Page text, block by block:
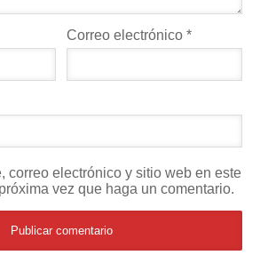
Correo electrónico*
correo electrónico y sitio web en este
vez que haga un comentario.